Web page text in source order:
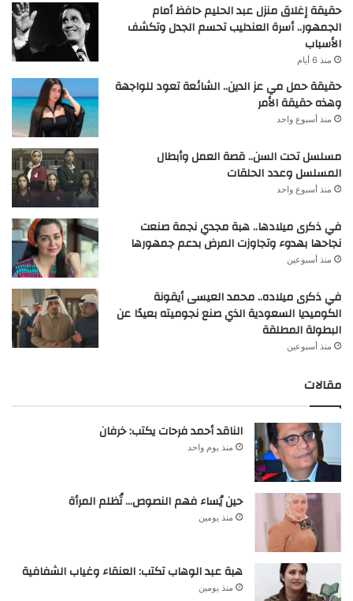
حقيقة إغلاق منزل عبد الحليم حافظ أمام
الجمهور.. أسرة العندليب تحسم الجدل وتكشف
الأسباب
منذ 6 أيام
حقيقة حمل مي عز الدين.. الشائعة تعود للواجهة
وهذه حقيقة الأمر
منذ أسبوع واحد
مسلسل تحت السن.. قصة العمل وأبطال
المسلسل وعدد الحلقات
منذ أسبوع واحد
في ذكرى ميلادها.. هبة مجدي نجمة صنعت
نجاحها بهدوء وتجاوزت المرض بدعم جمهورها
منذ أسبوعين
في ذكرى ميلاده.. محمد العيسى أيقونة
الكوميديا السعودية الذي صنع نجوميته بعيدًا عن
البطولة المطلقة
منذ أسبوعين
مقالات
الناقد أحمد فرحات يكتب: خرفان
منذ يوم واحد
حين يُساء فهم النصوص… تُظلم المرأة
منذ يومين
هبة عبد الوهاب تكتب: العنقاء وغياب الشفافية
منذ يومين